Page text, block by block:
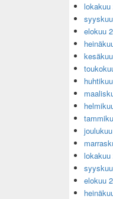
lokakuu
elokuu
lokakuu
elokuu